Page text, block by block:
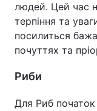
людей. Цей час
терпіння та
посилиться
почуттях та
Риби
Для Риб